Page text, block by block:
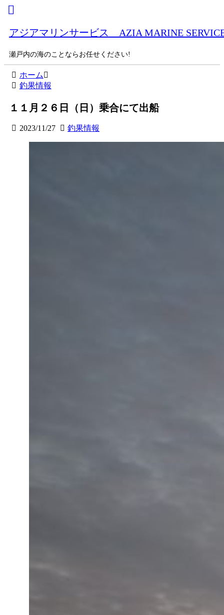
アジアマリンサービス AZIA MARINE
瀬戸内の海のことならお任せください!
ホーム
釣果情報
１１月２６日（日）乗合にて出船
2023/11/27 釣果情報